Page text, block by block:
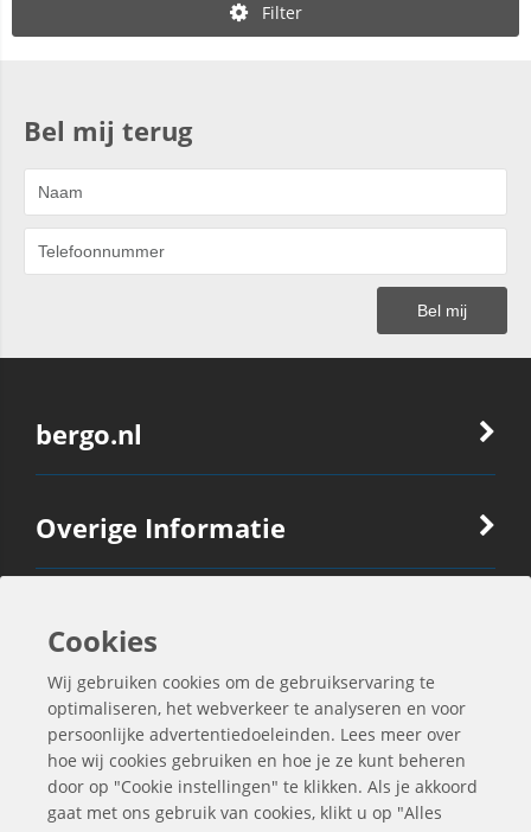
Filter
Bel mij terug
bergo.nl
Overige Informatie
Ook Interessant
Contactgegevens
Cookies
Wij gebruiken cookies om de gebruikservaring te
optimaliseren, het webverkeer te analyseren en voor
persoonlijke advertentiedoeleinden. Lees meer over
hoe wij cookies gebruiken en hoe je ze kunt beheren
door op "Cookie instellingen" te klikken. Als je akkoord
gaat met ons gebruik van cookies, klikt u op "Alles